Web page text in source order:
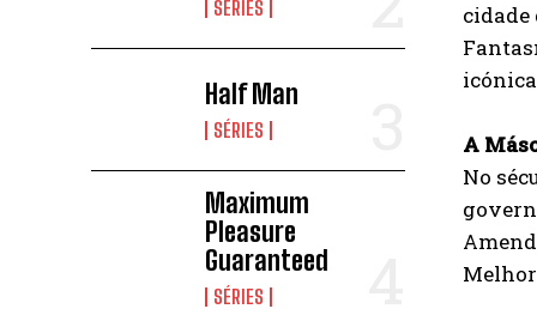
SÉRIES
Half Man
SÉRIES
Maximum
Pleasure
Guaranteed
SÉRIES
cidade
A
No